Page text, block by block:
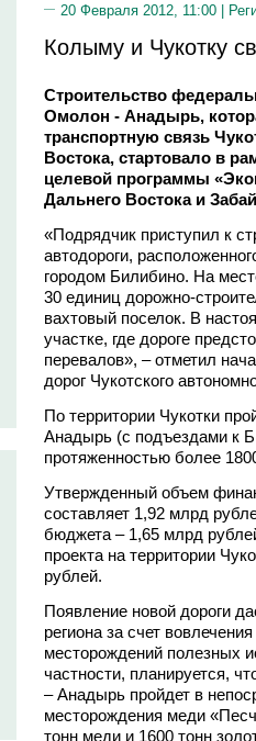
20 Февраля 2012, 11:00 |
Колыму и Чукотку
Строительство
Омолон - Анадырь,
транспортную связь
Востока, стартовало в
целевой программы
Дальнего Востока и
«Подрядчик приступил к
автодороги,
городом Билибино. На
30 единиц дорожно-
вахтовый поселок. В
участке, где дороге
перевалов», – отметил
дорог Чукотского
По территории Чукотки
Анадырь (с подъездами к
протяженностью более
Утвержденный объем
составляет 1,92 млрд
бюджета – 1,65 млрд
проекта на территории
рублей.
Появление новой дороги
региона за счет
месторождений полезных
частности, планируется,
– Анадырь пройдет в
месторождения меди
тонн меди и 1600 тонн